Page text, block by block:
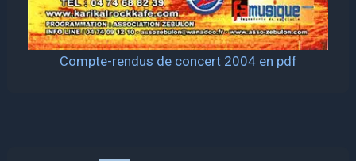
Compte-rendus de concert 2004 en pdf